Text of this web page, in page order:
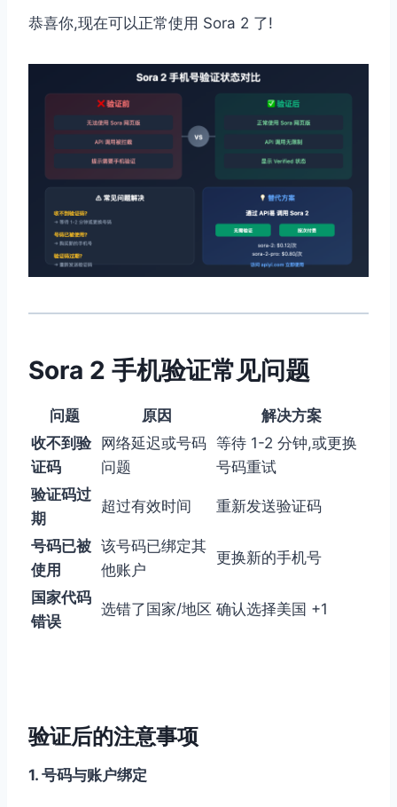
恭喜你,现在可以正常使用 Sora 2 了!
Sora 2 手机验证常见问题
问题 原因
解决方案
收不到验
证码
网络延迟或号码
问题
等待 1-2 分钟,或更换
号码重试
验证码过
期
超过有效时间 重新发送验证码
号码已被
使用
该号码已绑定其
他账户
更换新的手机号
国家代码
错误
选错了国家/地区 确认选择美国 +1
验证后的注意事项
1. 号码与账户绑定